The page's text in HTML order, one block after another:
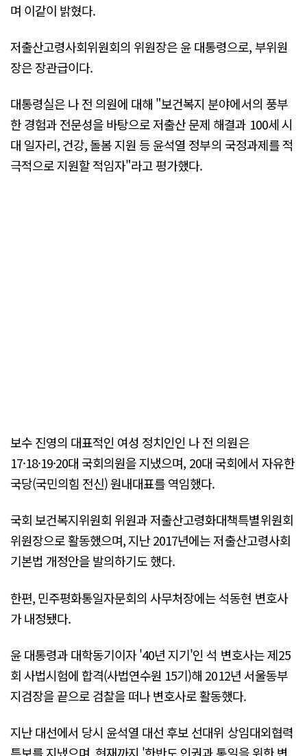
며 이같이 밝혔다.
저출산고령사회위원회의 위원장은 윤 대통령으로, 부위원
장은 장관급이다.
대통령실은 나 전 의원에 대해 "보건복지 분야에서의 풍부
한 경험과 전문성을 바탕으로 저출산 문제 해결과 100세 시
대 일자리, 건강, 돌봄 지원 등 윤석열 정부의 국정과제를 적
극적으로 지원할 적임자"라고 평가했다.
보수 진영의 대표적인 여성 정치인인 나 전 의원은
17·18·19·20대 국회의원을 지냈으며, 20대 국회에서 자유한
국당(국민의힘 전신) 원내대표를 역임했다.
국회 보건복지위원회 위원과 저출산고령화대책특별위원회
위원장으로 활동했으며, 지난 2017년에는 저출산고령사회
기본법 개정안을 발의하기도 했다.
한편, 민주평화통일자문회의 사무처장에는 석동현 변호사
가 내정됐다.
윤 대통령과 대학동기이자 '40년 지기'인 석 변호사는 제25
회 사법시험에 합격(사법연수원 15기)해 2012년 서울동부
지검장을 끝으로 검찰을 떠나 변호사로 활동했다.
지난 대선에서 당시 윤석열 대선 후보 선대위 상임대외협력